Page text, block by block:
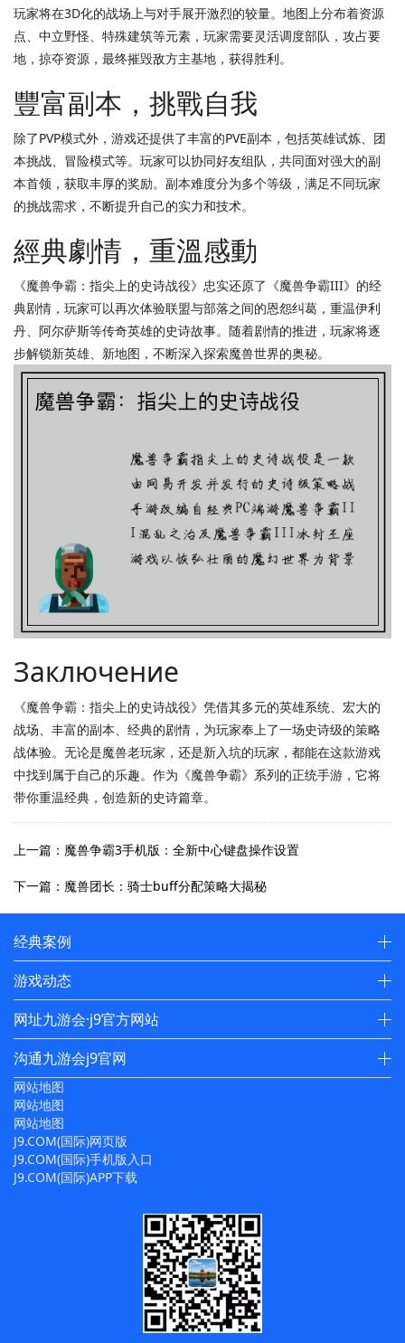
玩家将在3D化的战场上与对手展开激烈的较量。地图上分布着资源
点、中立野怪、特殊建筑等元素，玩家需要灵活调度部队，攻占要
地，掠夺资源，最终摧毁敌方主基地，获得胜利。
豐富副本，挑戰自我
除了PVP模式外，游戏还提供了丰富的PVE副本，包括英雄试炼、团
本挑战、冒险模式等。玩家可以协同好友组队，共同面对强大的副
本首领，获取丰厚的奖励。副本难度分为多个等级，满足不同玩家
的挑战需求，不断提升自己的实力和技术。
經典劇情，重溫感動
《魔兽争霸：指尖上的史诗战役》忠实还原了《魔兽争霸III》的经
典剧情，玩家可以再次体验联盟与部落之间的恩怨纠葛，重温伊利
丹、阿尔萨斯等传奇英雄的史诗故事。随着剧情的推进，玩家将逐
步解锁新英雄、新地图，不断深入探索魔兽世界的奥秘。
Заключение
《魔兽争霸：指尖上的史诗战役》凭借其多元的英雄系统、宏大的
战场、丰富的副本、经典的剧情，为玩家奉上了一场史诗级的策略
战体验。无论是魔兽老玩家，还是新入坑的玩家，都能在这款游戏
中找到属于自己的乐趣。作为《魔兽争霸》系列的正统手游，它将
带你重温经典，创造新的史诗篇章。
上一篇：魔兽争霸3手机版：全新中心键盘操作设置
下一篇：魔兽团长：骑士buff分配策略大揭秘
经典案例
游戏动态
网址九游会·j9官方网站
沟通九游会j9官网
网站地图
网站地图
网站地图
J9.COM(国际)网页版
J9.COM(国际)手机版入口
J9.COM(国际)APP下载